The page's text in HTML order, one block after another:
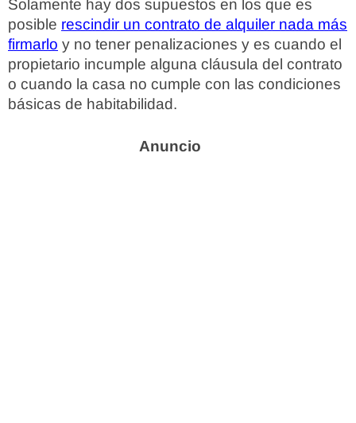
Solamente hay dos supuestos en los que es
posible rescindir un contrato de alquiler nada más
firmarlo y no tener penalizaciones y es cuando el
propietario incumple alguna cláusula del contrato
o cuando la casa no cumple con las condiciones
básicas de habitabilidad.